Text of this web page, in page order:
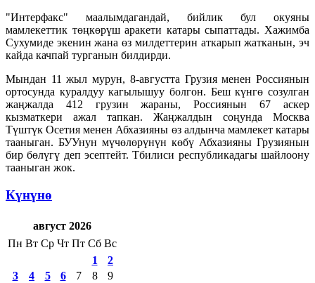
"Интерфакс" маалымдагандай, бийлик бул окуяны
мамлекеттик төңкөрүш аракети катары сыпаттады. Хажимба
Сухумиде экенин жана өз милдеттерин аткарып жатканын, эч
кайда качпай турганын билдирди.
Мындан 11 жыл мурун, 8-августта Грузия менен Россиянын
ортосунда куралдуу кагылышуу болгон. Беш күнгө созулган
жаңжалда 412 грузин жараны, Россиянын 67 аскер
кызматкери ажал тапкан. Жаңжалдын соңунда Москва
Түштүк Осетия менен Абхазияны өз алдынча мамлекет катары
тааныган. БУУнун мүчөлөрүнүн көбү Абхазияны Грузиянын
бир бөлүгү деп эсептейт. Тбилиси республикадагы шайлоону
тааныган жок.
Күнүнө
август 2026
Пн Вт Ср Чт Пт Сб Вс
1
2
3
4 5 6 7 8
9